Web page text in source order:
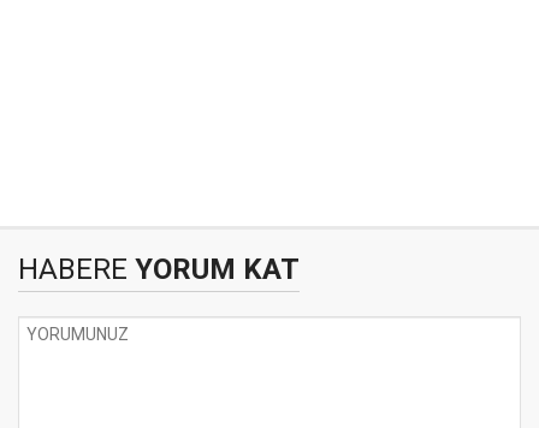
HABERE YORUM KAT